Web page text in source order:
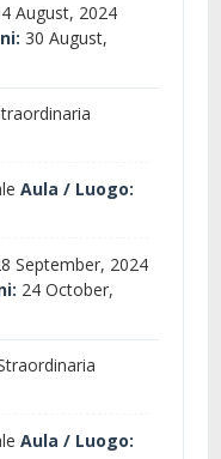
August, 2024
30 August,
Aula / Luogo:
September, 2024
24 October,
Aula / Luogo: